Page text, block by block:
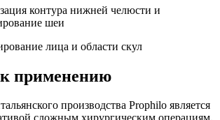
контура нижней челюсти и
шеи
лица и области скул
применению
производства Prophilo является